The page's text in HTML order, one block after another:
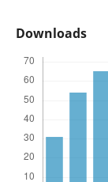
Downloads